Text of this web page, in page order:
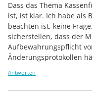
Dass das Thema
ist, ist klar. Ich habe als
beachten ist, keine
sicherstellen, dass der
Aufbewahrungspflicht
Änderungsprotokollen
Antworten